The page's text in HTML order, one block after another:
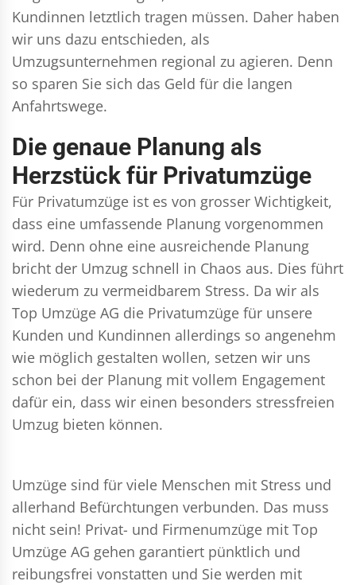
Kundinnen letztlich tragen müssen. Daher haben
wir uns dazu entschieden, als
Umzugsunternehmen regional zu agieren. Denn
so sparen Sie sich das Geld für die langen
Anfahrtswege.
Die genaue Planung als
Herzstück für Privatumzüge
Für Privatumzüge ist es von grosser Wichtigkeit,
dass eine umfassende Planung vorgenommen
wird. Denn ohne eine ausreichende Planung
bricht der Umzug schnell in Chaos aus. Dies führt
wiederum zu vermeidbarem Stress. Da wir als
Top Umzüge AG die Privatumzüge für unsere
Kunden und Kundinnen allerdings so angenehm
wie möglich gestalten wollen, setzen wir uns
schon bei der Planung mit vollem Engagement
dafür ein, dass wir einen besonders stressfreien
Umzug bieten können.
Umzüge sind für viele Menschen mit Stress und
allerhand Befürchtungen verbunden. Das muss
nicht sein! Privat- und Firmenumzüge mit Top
Umzüge AG gehen garantiert pünktlich und
reibungsfrei vonstatten und Sie werden mit